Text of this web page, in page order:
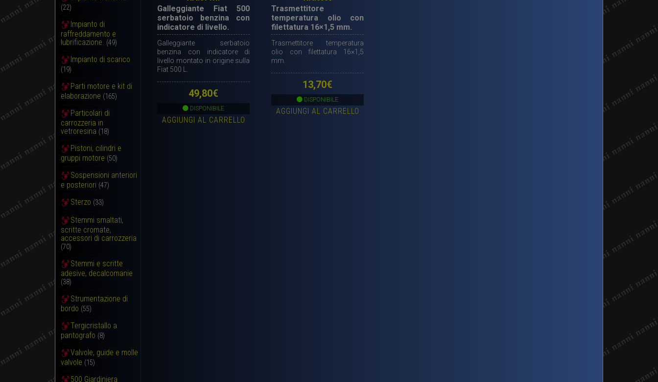
(22)
Impianto di
raffreddamento e
lubrificazione. (49)
Impianto di scarico
(19)
Parti motore e kit di
elaborazione (165)
Particolari di
carrozzeria in
vetroresina (18)
Pistoni, cilindri e
gruppi motore (50)
Sospensioni anteriori
e posteriori (47)
Sterzo (33)
Stemmi smaltati,
scritte cromate,
accessori di carrozzeria
(70)
Stemmi e scritte
adesive, decalcomanie
(38)
Strumentazione di
bordo (55)
Tergicristallo a
pantografo (8)
Valvole, guide e molle
valvole (15)
500 Giardiniera
Galleggiante Fiat 500
serbatoio benzina con
indicatore di livello.
Galleggiante serbatoio
benzina con indicatore di
livello montato in origine sulla
Fiat 500 L.
49,80€
DISPONIBILE
AGGIUNGI AL CARRELLO
Trasmettitore
temperatura olio con
filettatura 16×1,5 mm.
Trasmettitore temperatura
olio con filettatura 16×1,5
mm.
13,70€
DISPONIBILE
AGGIUNGI AL CARRELLO